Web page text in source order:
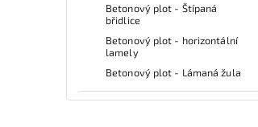
Betonový plot - Štípaná
břidlice
Betonový plot - horizontální
lamely
Betonový plot - Lámaná žula